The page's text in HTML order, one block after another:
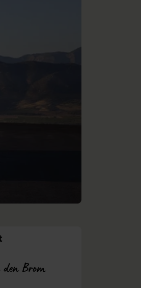
Brom